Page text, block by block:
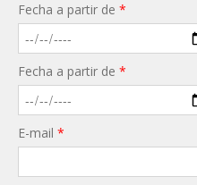
Fecha a partir de *
Fecha a partir de *
E-mail *